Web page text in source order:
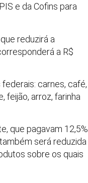
e da Cofins para
reduzirá a
a R$
carnes, café,
feijão, arroz, farinha
que pagavam 12,5%
será reduzida
sobre os quais